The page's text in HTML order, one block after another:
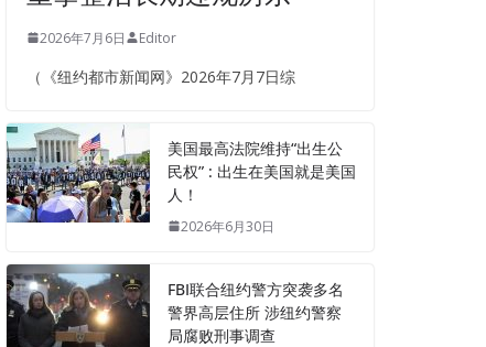
2026年7月6日 Editor
（《纽约都市新闻网》2026年7月7日综
美国最高法院维持“出生公
民权” : 出生在美国就是美国
人！
2026年6月30日
FBI联合纽约警方突袭多名
警界高层住所 涉纽约警察
局腐败刑事调查